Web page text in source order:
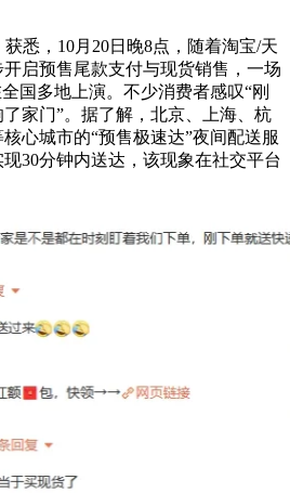
获悉，10月20日晚8点，随着淘宝/天
启预售尾款支付与现货销售，一场
国多地上演。不少消费者感叹“刚
家门”。据了解，北京、上海、杭
心城市的“预售极速达”夜间配送服
30分钟内送达，该现象在社交平台